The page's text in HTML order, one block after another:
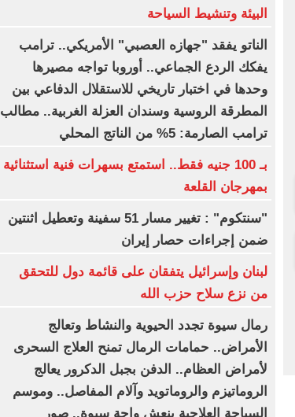
البيئة وتنشيط السياحة
الناتو يفقد "جهازه العصبي" الأمريكي.. ترامب
يفكك الردع الجماعي.. أوروبا تواجه مصيرها
وحدها في اختبار تاريخي للاستقلال الدفاعي بين
المطرقة الروسية وسندان العزلة الغربية.. مطالب
ترامب الصارمة: 5% من الناتج المحلي
بـ 100 جنيه فقط.. استمتع بسهرات فنية استثنائية
بمهرجان القلعة
"سنتكوم" : تغيير مسار 51 سفينة وتعطيل اثنتين
ضمن إجراءات حصار إيران
لبنان وإسرائيل يتفقان على قائمة دول للتحقق
من نزع سلاح حزب الله
رمال سيوة تجدد الحيوية والنشاط وتعالج
الأمراض.. حمامات الرمال تمنح العلاج السحرى
لأمراض العظام.. الدفن بجبل الدكرور يعالج
الروماتيزم والروماتويد وآلام المفاصل.. وموسم
السياحة العلاجية ينعش واحة سيوة.. صور